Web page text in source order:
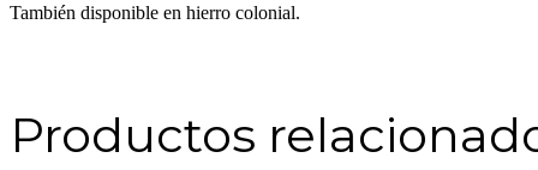
También disponible en hierro colonial.
Productos